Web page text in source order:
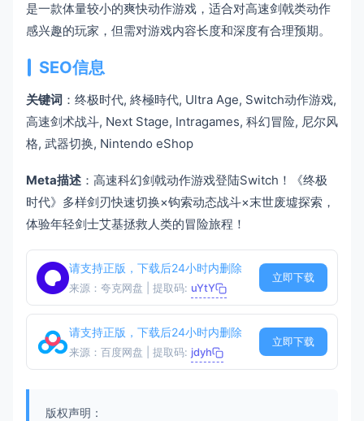
是一款体量较小的爽快动作游戏，适合对高速剑戟类动作
感兴趣的玩家，但需对游戏内容长度和深度有合理预期。
SEO信息
关键词 ：终极时代, 終極時代, Ultra Age, Switch动作游戏,
高速剑术战斗, Next Stage, Intragames, 科幻冒险, 尼尔风
格, 武器切换, Nintendo eShop
Meta描述 ：高速科幻剑戟动作游戏登陆Switch！《终极
时代》多样剑刃快速切换×钩索动态战斗×末世废墟探索，
体验年轻剑士艾基拯救人类的冒险旅程！
请支持正版，下载后24小时内删除
来源：夸克网盘 | 提取码: uYtY
立即下载
请支持正版，下载后24小时内删除
来源：百度网盘 | 提取码: jdyh
立即下载
版权声明：